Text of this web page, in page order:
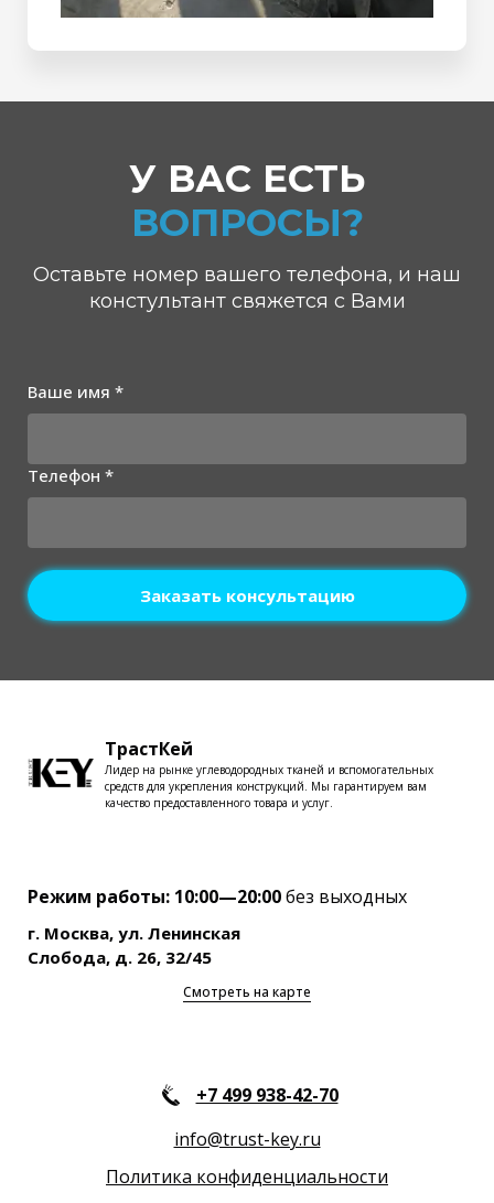
У ВАС ЕСТЬ
ВОПРОСЫ?
Оставьте номер вашего телефона, и наш
констультант свяжется с Вами
Ваше имя *
Телефон *
Заказать консультацию
ТрастКей
Лидер на рынке углеводородных тканей и вспомогательных
средств для укрепления конструкций. Мы гарантируем вам
качество предоставленного товара и услуг.
Режим работы: 10:00—20:00без выходных
г. Москва, ул. Ленинская
Слобода, д. 26, 32/45
Смотреть на карте
+7 499 938-42-70
info@trust-key.ru
Политика конфиденциальности